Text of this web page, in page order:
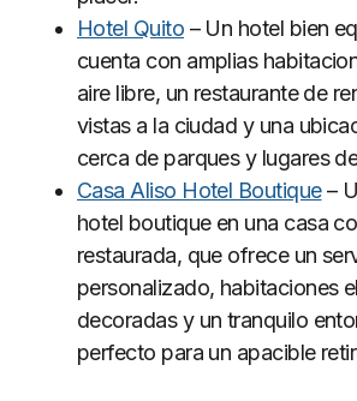
Hotel Quito – Un hotel bien
cuenta con amplias
aire libre, un restaurante de
vistas a la ciudad y una
cerca de parques y lugares
Casa Aliso Hotel Boutique–
hotel boutique en una casa
restaurada, que ofrece un
personalizado, habitaciones
decoradas y un tranquilo
perfecto para un apacible